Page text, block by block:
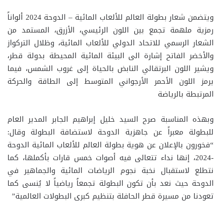
ويتضمن شعار بطولة العالم للألعاب المائية – الدوحة 2024 ألواناً
رمزية ملهمة تجمع بين اللون الرئيسي، الأزرق، المستمد من
الشعار الرسمي للاتحاد الدولي للألعاب المائية، وظلال التركواز
والأخضر الفاتح إشارة الى البيئة المائية المحيطة بدولة قطر،
ويشير اللون البرتقالي النابض بالحياة إلى غروب الشمس، فيما
يرمز اللون الأحمر الأرجواني المتوسط إلى الطاقة والحركة
المرتبطة بالرياضة
وبهذه المناسبة صرح السيد خليل إبراهيم الجابر المدير العام
للبطولة معبراً عن جاهزية الدوحة لاستضافة البطولة وقال:
“فخورون بالإعلان عن هوية بطولة العالم للألعاب المائية الدوحة
-2024، إنها نداء تتعالى فيه أصوات خمس قارات بأكملها، كما
نتطلع لاستقبال نخبة نجوم الرياضات المائية والجماهير في
الدوحة حيث نعد بأن تكون البطولة تجمعاُ رياضياً لا يُنسى كما
تعودنا من مسيرة قطر الحافلة بتنظيم كبرى البطولات العالمية”